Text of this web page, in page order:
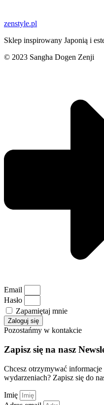
zenstyle.pl
Sklep inspirowany Japonią i
© 2023 Sangha Dogen Zenji
Email
Hasło
Zapamiętaj mnie
Zaloguj się
Pozostańmy w kontakcie
Zapisz się na nasz
Chcesz otrzymywać
wydarzeniach? Zapisz się do
Imię